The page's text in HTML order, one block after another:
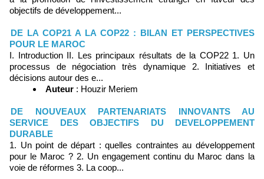
objectifs de développement...
DE LA COP21 A LA COP22 : BILAN ET PERSPECTIVES
POUR LE MAROC
I. Introduction II. Les principaux résultats de la COP22 1. Un
processus de négociation très dynamique 2. Initiatives et
décisions autour des e...
Auteur : Houzir Meriem
DE NOUVEAUX PARTENARIATS INNOVANTS AU
SERVICE DES OBJECTIFS DU DEVELOPPEMENT
DURABLE
1. Un point de départ : quelles contraintes au développement
pour le Maroc ? 2. Un engagement continu du Maroc dans la
voie de réformes 3. La coop...